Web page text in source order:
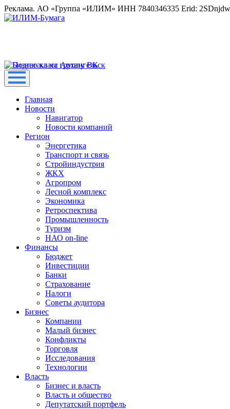
Реклама. АО «Группа «ИЛИМ» ИНН 7840346335 Erid:
Главная
Новости
Навигатор
Новости компаний
Регион
Энергетика
Транспорт и связь
Стройиндустрия
ЖКХ
Агропром
Лесной комплекс
Экономика
Ретроспектива
Промышленность
Туризм
НАО on-line
Финансы
Бюджет
Инвестиции
Банки
Страхование
Налоги
Советы аудитора
Бизнес
Компании
Малый бизнес
Конфликты
Торговля
Исследования
Технологии
Власть
Бизнес и власть
Власть и общество
Депутатский портфель